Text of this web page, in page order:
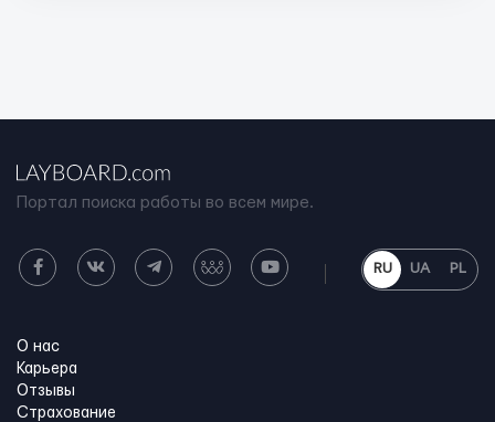
Портал поиска работы во всем мире.
RU UA PL
О нас
Карьера
Отзывы
Страхование